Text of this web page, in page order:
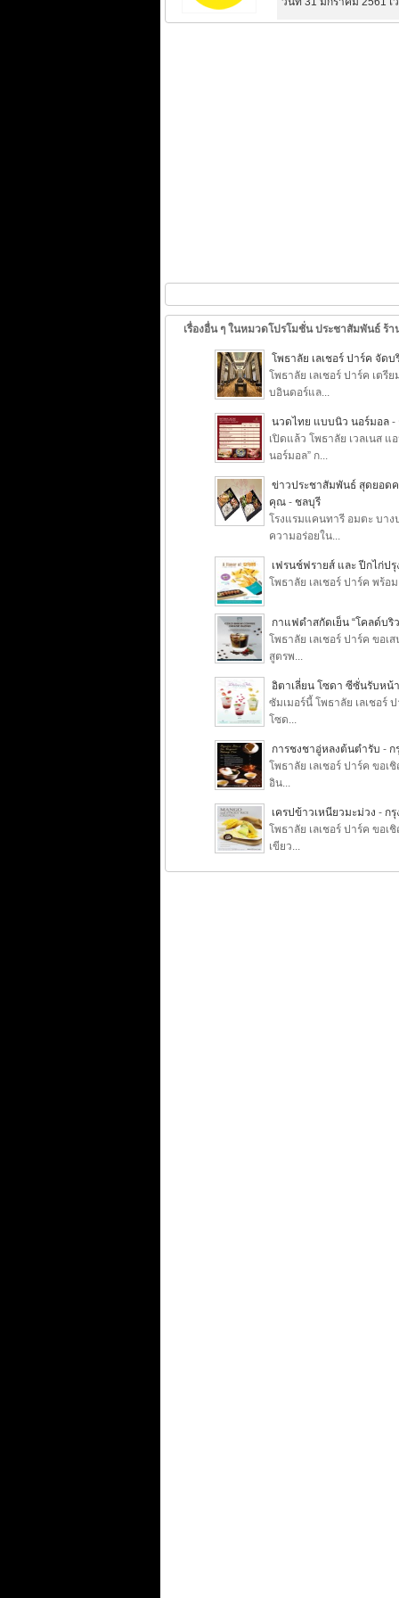
เรื่องอื่น ๆ ในหมวดโปรโมชั่น ประชาสัมพันธ์ ร้
โพธาลัย เลเชอร์ ปาร์ค จัด
โพธาลัย เลเชอร์ ปาร์ค เต
บอินดอร์แล...
นวดไทย แบบนิว นอร์มอล-
เปิดแล้ว โพธาลัย เวลเนส
นอร์มอล” ก...
ข่าวประชาสัมพันธ์ สุดยอดค
คุณ- ชลบุรี
โรงแรมแคนทารี อมตะ บา
ความอร่อยใน...
เฟรนช์ฟรายส์ และ ปีกไก่ป
โพธาลัย เลเชอร์ ปาร์ค พร้อ
กาแฟดำสกัดเย็น “โคลด์บริ
โพธาลัย เลเชอร์ ปาร์ค ขอเ
สูตรพ...
อิตาเลี่ยน โซดา ซีซั่นรับหน้
ซัมเมอร์นี้ โพธาลัย เลเชอร์
โซด...
การชงชาอู่หลงต้นตำรับ - ก
โพธาลัย เลเชอร์ ปาร์ค ขอ
อิน...
เครปข้าวเหนียวมะม่วง - ก
โพธาลัย เลเชอร์ ปาร์ค ขอ
เขียว...